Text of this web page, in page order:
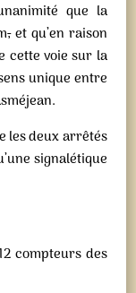
que la
,et qu’en raison
cette voie sur la
unique entre
les deux arrêtés
signalétique
compteurs des